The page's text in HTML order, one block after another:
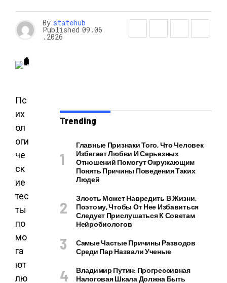
By statehub
Published 09.06
.2026
Пс
их
ол
оги
че
ск
ие
тес
ты
по
мо
га
ют
лю
Trending
Главные Признаки Того, Что Человек
Избегает Любви И Серьезных
Отношений Помогут Окружающим
Понять Причины Поведения Таких
Людей
Злость Может Навредить В Жизни,
Поэтому, Чтобы От Нее Избавиться
Следует Прислушаться К Советам
Нейробиологов
Самые Частые Причины Разводов
Среди Пар Назвали Ученые
Владимир Путин: Прогрессивная
Налоговая Шкала Должна Быть